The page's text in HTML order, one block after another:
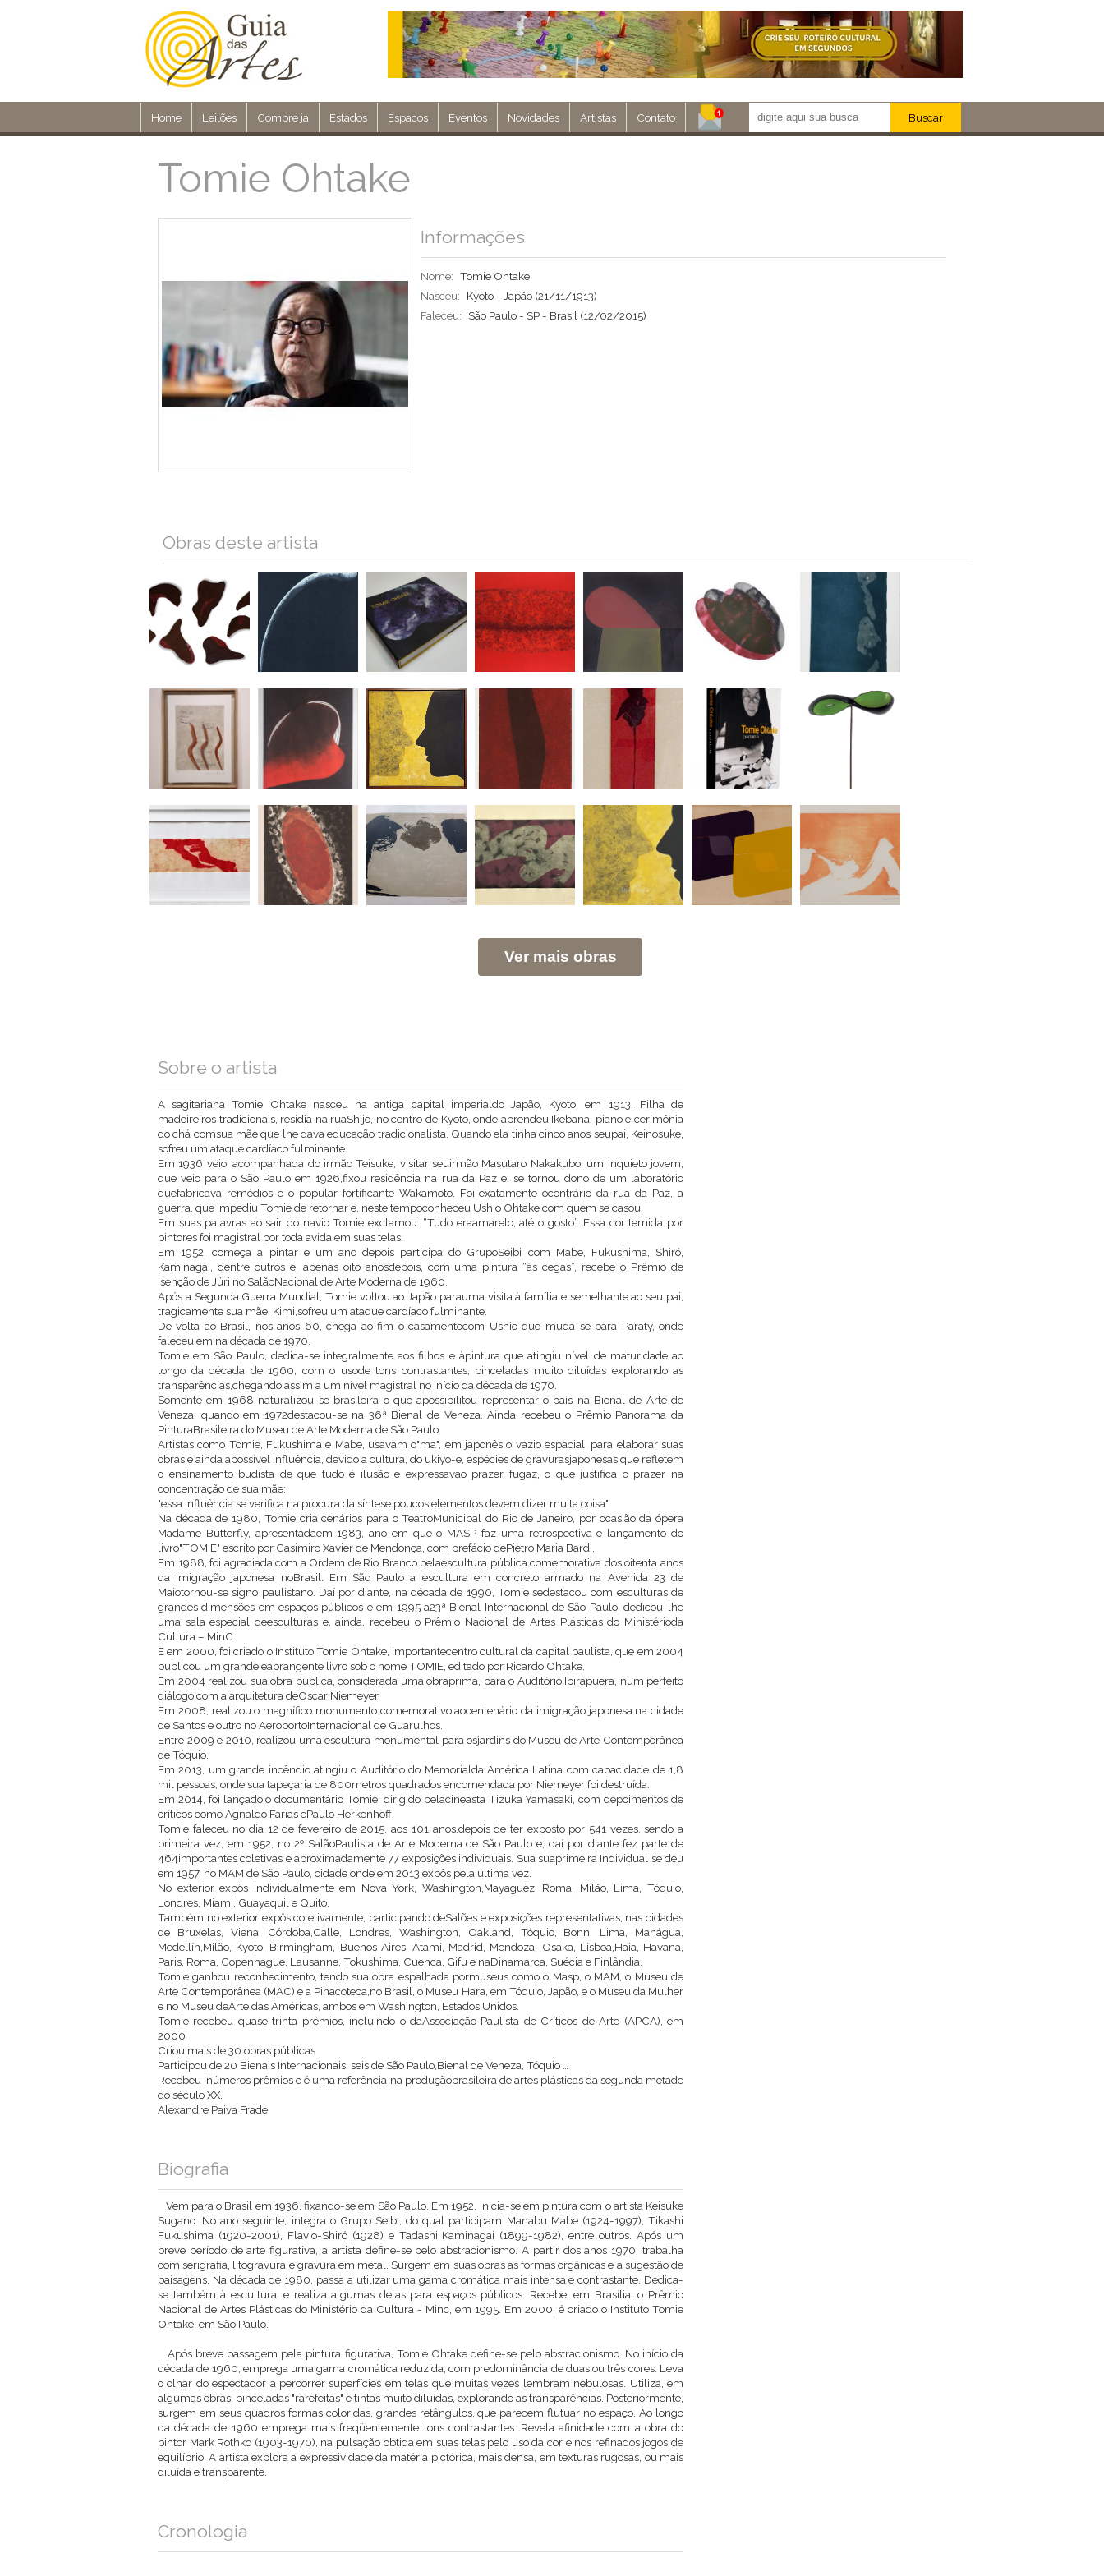
Home Leilões Compre já Estados Espacos Eventos Novidades Artistas Contato Buscar
Tomie Ohtake
Informações
Nome: Tomie Ohtake
Nasceu:
Kyoto - Japão (21/11/1913)
Faleceu:
São Paulo - SP - Brasil (12/02/2015)
Obras deste artista
Ver mais obras
Sobre o artista
A sagitariana Tomie Ohtake nasceu na antiga capital imperialdo Japão, Kyoto, em 1913. Filha de
madeireiros tradicionais, residia na ruaShijo, no centro de Kyoto, onde aprendeu Ikebana, piano e cerimônia
do chá comsua mãe que lhe dava educação tradicionalista. Quando ela tinha cinco anos seupai, Keinosuke,
sofreu um ataque cardíaco fulminante.
Em 1936 veio, acompanhada do irmão Teisuke, visitar seuirmão Masutaro Nakakubo, um inquieto jovem,
que veio para o São Paulo em 1926,fixou residência na rua da Paz e, se tornou dono de um laboratório
quefabricava remédios e o popular fortificante Wakamoto. Foi exatamente ocontrário da rua da Paz, a
guerra, que impediu Tomie de retornar e, neste tempoconheceu Ushio Ohtake com quem se casou.
Em suas palavras ao sair do navio Tomie exclamou: “Tudo eraamarelo, até o gosto”. Essa cor temida por
pintores foi magistral por toda avida em suas telas.
Em 1952, começa a pintar e um ano depois participa do GrupoSeibi com Mabe, Fukushima, Shiró,
Kaminagai, dentre outros e, apenas oito anosdepois, com uma pintura “às cegas”, recebe o Prêmio de
Isenção de Júri no SalãoNacional de Arte Moderna de 1960.
Após a Segunda Guerra Mundial, Tomie voltou ao Japão parauma visita à família e semelhante ao seu pai,
tragicamente sua mãe, Kimi,sofreu um ataque cardíaco fulminante.
De volta ao Brasil, nos anos 60, chega ao fim o casamentocom Ushio que muda-se para Paraty, onde
faleceu em na década de 1970.
Tomie em São Paulo, dedica-se integralmente aos filhos e àpintura que atingiu nível de maturidade ao
longo da década de 1960, com o usode tons contrastantes, pinceladas muito diluídas explorando as
transparências,chegando assim a um nível magistral no início da década de 1970.
Somente em 1968 naturalizou-se brasileira o que apossibilitou representar o país na Bienal de Arte de
Veneza, quando em 1972destacou-se na 36ª Bienal de Veneza. Ainda recebeu o Prêmio Panorama da
PinturaBrasileira do Museu de Arte Moderna de São Paulo.
Artistas como Tomie, Fukushima e Mabe, usavam o"ma", em japonês o vazio espacial, para elaborar suas
obras e ainda apossível influência, devido a cultura, do ukiyo-e, espécies de gravurasjaponesas que refletem
o ensinamento budista de que tudo é ilusão e expressavao prazer fugaz, o que justifica o prazer na
concentração de sua mãe:
"essa influência se verifica na procura da síntese:poucos elementos devem dizer muita coisa"
Na década de 1980, Tomie cria cenários para o TeatroMunicipal do Rio de Janeiro, por ocasião da ópera
Madame Butterfly, apresentadaem 1983, ano em que o MASP faz uma retrospectiva e lançamento do
livro"TOMIE" escrito por Casimiro Xavier de Mendonça, com prefácio dePietro Maria Bardi.
Em 1988, foi agraciada com a Ordem de Rio Branco pelaescultura pública comemorativa dos oitenta anos
da imigração japonesa noBrasil. Em São Paulo a escultura em concreto armado na Avenida 23 de
Maiotornou-se signo paulistano. Daí por diante, na década de 1990, Tomie sedestacou com esculturas de
grandes dimensões em espaços públicos e em 1995 a23ª Bienal Internacional de São Paulo, dedicou-lhe
uma sala especial deesculturas e, ainda, recebeu o Prêmio Nacional de Artes Plásticas do Ministérioda
Cultura – MinC.
E em 2000, foi criado o Instituto Tomie Ohtake, importantecentro cultural da capital paulista, que em 2004
publicou um grande eabrangente livro sob o nome TOMIE, editado por Ricardo Ohtake.
Em 2004 realizou sua obra pública, considerada uma obraprima, para o Auditório Ibirapuera, num perfeito
diálogo com a arquitetura deOscar Niemeyer.
Em 2008, realizou o magnífico monumento comemorativo aocentenário da imigração japonesa na cidade
de Santos e outro no AeroportoInternacional de Guarulhos.
Entre 2009 e 2010, realizou uma escultura monumental para osjardins do Museu de Arte Contemporânea
de Tóquio.
Em 2013, um grande incêndio atingiu o Auditório do Memorialda América Latina com capacidade de 1,8
mil pessoas, onde sua tapeçaria de 800metros quadrados encomendada por Niemeyer foi destruída.
Em 2014, foi lançado o documentário Tomie, dirigido pelacineasta Tizuka Yamasaki, com depoimentos de
críticos como Agnaldo Farias ePaulo Herkenhoff.
Tomie faleceu no dia 12 de fevereiro de 2015, aos 101 anos,depois de ter exposto por 541 vezes, sendo a
primeira vez, em 1952, no 2º SalãoPaulista de Arte Moderna de São Paulo e, daí por diante fez parte de
464importantes coletivas e aproximadamente 77 exposições individuais. Sua suaprimeira Individual se deu
em 1957, no MAM de São Paulo, cidade onde em 2013,expôs pela última vez.
No exterior expôs individualmente em Nova York, Washington,Mayaguëz, Roma, Milão, Lima, Tóquio,
Londres, Miami, Guayaquil e Quito.
Também no exterior expôs coletivamente, participando deSalões e exposições representativas, nas cidades
de Bruxelas, Viena, Córdoba,Calle, Londres, Washington, Oakland, Tóquio, Bonn, Lima, Manágua,
Medellín,Milão, Kyoto, Birmingham, Buenos Aires, Atami, Madrid, Mendoza, Osaka, Lisboa,Haia, Havana,
Paris, Roma, Copenhague, Lausanne, Tokushima, Cuenca, Gifu e naDinamarca, Suécia e Finlândia.
Tomie ganhou reconhecimento, tendo sua obra espalhada pormuseus como o Masp, o MAM, o Museu de
Arte Contemporânea (MAC) e a Pinacoteca,no Brasil, o Museu Hara, em Tóquio, Japão, e o Museu da Mulher
e no Museu deArte das Américas, ambos em Washington, Estados Unidos.
Tomie recebeu quase trinta prêmios, incluindo o daAssociação Paulista de Críticos de Arte (APCA), em
2000
Criou mais de 30 obras públicas
Participou de 20 Bienais Internacionais, seis de São Paulo,Bienal de Veneza, Tóquio …
Recebeu inúmeros prêmios e é uma referência na produçãobrasileira de artes plásticas da segunda metade
do século XX.
Alexandre Paiva Frade
Biografia
Vem para o Brasil em 1936, fixando-se em São Paulo. Em 1952, inicia-se em pintura com o artista Keisuke
Sugano. No ano seguinte, integra o Grupo Seibi, do qual participam Manabu Mabe (1924-1997), Tikashi
Fukushima (1920-2001), Flavio-Shiró (1928) e Tadashi Kaminagai (1899-1982), entre outros. Após um
breve período de arte figurativa, a artista define-se pelo abstracionismo. A partir dos anos 1970, trabalha
com serigrafia, litogravura e gravura em metal. Surgem em suas obras as formas orgânicas e a sugestão de
paisagens. Na década de 1980, passa a utilizar uma gama cromática mais intensa e contrastante. Dedica-
se também à escultura, e realiza algumas delas para espaços públicos. Recebe, em Brasília, o Prêmio
Nacional de Artes Plásticas do Ministério da Cultura - Minc, em 1995. Em 2000, é criado o Instituto Tomie
Ohtake, em São Paulo.
Após breve passagem pela pintura figurativa, Tomie Ohtake define-se pelo abstracionismo. No início da
década de 1960, emprega uma gama cromática reduzida, com predominância de duas ou três cores. Leva
o olhar do espectador a percorrer superfícies em telas que muitas vezes lembram nebulosas. Utiliza, em
algumas obras, pinceladas "rarefeitas" e tintas muito diluídas, explorando as transparências. Posteriormente,
surgem em seus quadros formas coloridas, grandes retângulos, que parecem flutuar no espaço. Ao longo
da década de 1960 emprega mais freqüentemente tons contrastantes. Revela afinidade com a obra do
pintor Mark Rothko (1903-1970), na pulsação obtida em suas telas pelo uso da cor e nos refinados jogos de
equilíbrio. A artista explora a expressividade da matéria pictórica, mais densa, em texturas rugosas, ou mais
diluída e transparente.
Cronologia